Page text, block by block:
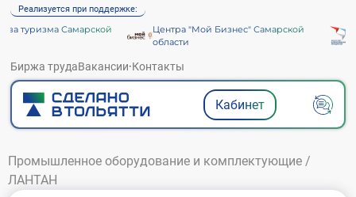
Реализуется при поддержке:
туризма Самарской
Центра "Мой Бизнес" Самарской
области
Биржа трудаВакансии·Контакты
Кабинет
Промышленное оборудование и комплектующие /
ЛАНТАН